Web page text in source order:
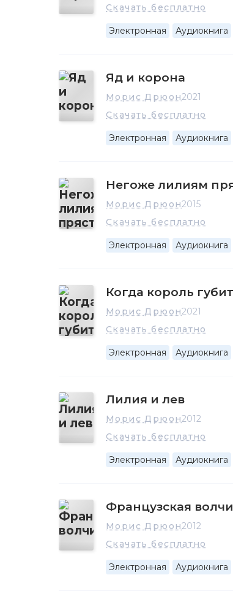
Скачать бесплатно
Электронная Аудиокнига
Яд и корона
Морис Дрюон2021
Скачать бесплатно
Электронная Аудиокнига
Негоже лилиям
Морис Дрюон2015
Скачать бесплатно
Электронная Аудиокнига
Когда король
Морис Дрюон2021
Скачать бесплатно
Электронная Аудиокнига
Лилия и лев
Морис Дрюон2012
Скачать бесплатно
Электронная Аудиокнига
Французская
Морис Дрюон2012
Скачать бесплатно
Электронная Аудиокнига